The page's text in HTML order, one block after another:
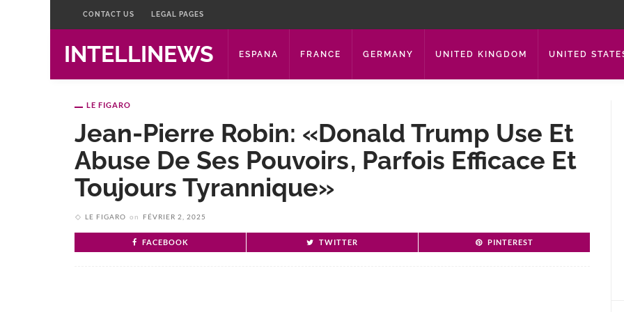
CONTACT US LEGAL PAGES
INTELLINEWS ESPANA FRANCE GERMANY UNITED KINGDOM UNITED
LE FIGARO
Jean-Pierre Robin: «Donald Trump Use Et
Abuse De Ses Pouvoirs , Parfois Efficace Et
Toujours Tyrannique»
LE FIGARO on FÉVRIER 2, 2025
FACEBOOK TWITTER PINTEREST